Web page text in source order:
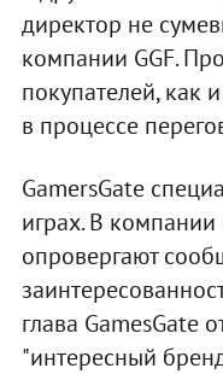
директор не
компании GGF.
покупателей, как
в процессе
GamersGate
играх. В
опровергают
глава GamesGate
"интересный